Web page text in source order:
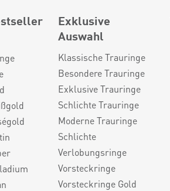
Exklusive
Auswahl
Klassische Trauringe
Besondere Trauringe
Exklusive Trauringe
Schlichte Trauringe
Moderne Trauringe
Schlichte
Verlobungsringe
Vorsteckringe
Vorsteckringe Gold